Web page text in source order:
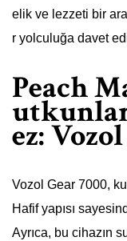
elik ve lezzeti bir
r yolculuğa davet
Peach
ez:
Vozol Gear 7000,
Hafif yapısı
Ayrıca, bu cihazın